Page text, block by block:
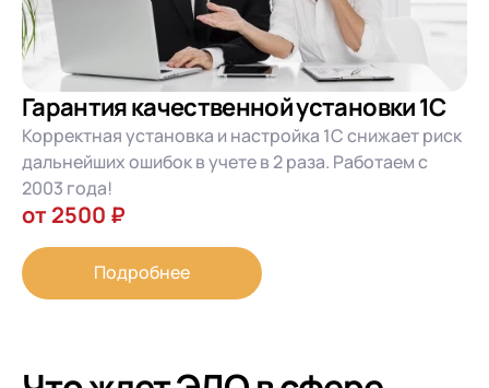
Гарантия качественной установки 1С
Корректная установка и настройка 1С снижает риск
дальнейших ошибок в учете в 2 раза. Работаем с
2003 года!
от 2500 ₽
Подробнее